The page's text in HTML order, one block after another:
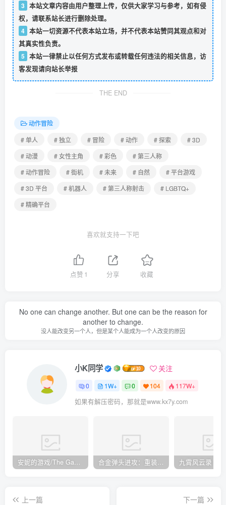
3 本站文章内容由用户整理上传，仅供大家学习与参考，如有侵
权，请联系站长进行删除处理。
4 本站一切资源不代表本站立场，并不代表本站赞同其观点和对
其真实性负责。
5 本站一律禁止以任何方式发布或转载任何违法的相关信息，访
客发现请向站长举报
THE END
动作冒险
# 单人
# 独立 # 冒险 # 动作 # 探索
# 3D
# 动漫
# 女性主角 # 彩色
# 第三人称
# 动作冒险
# 街机 # 未来 # 自然
# 平台游戏
# 3D 平台
# 机器人 # 第三人称射击
# LGBTQ+
# 精确平台
喜欢就支持一下吧
点赞 1 分享 收藏
No one can change another. But one can be the reason for
another to change.
没人能改变另一个人，但是某个人能成为一个人改变的原因
小K同学 关注
0 1W+ 0 104 117W+
如果有解压密码，那就是www.kx7y.com
安妮的游戏/The Game of Annie v0.99981|射击动作|容量14.6GB|免安装绿色中文版 合金弹头进攻：重装上阵/METAL SLUG ATTACK RELOADED Build.16214511|策略模拟|容量2.7GB|免安装绿色中文版
上一篇
下一篇